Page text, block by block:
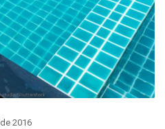
2016